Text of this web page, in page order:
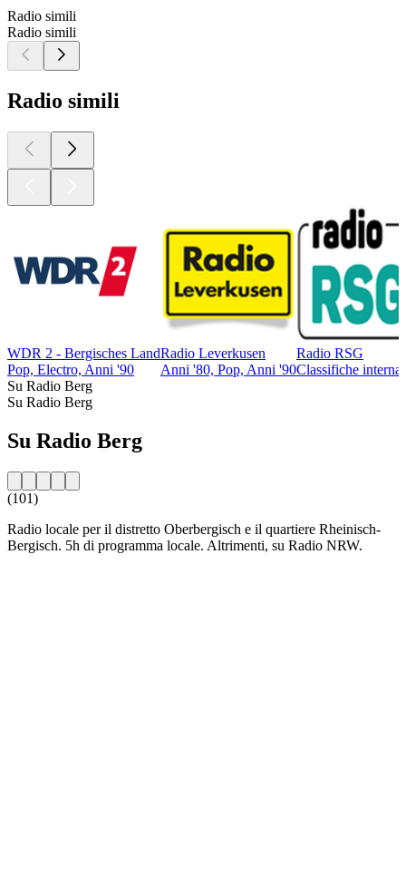
Radio simili
Radio simili
Radio simili
WDR 2 - Bergisches Land
Pop, Electro, Anni '90
Radio Leverkusen
Anni '80, Pop, Anni '90
Radio RSG
Classifiche
Su Radio Berg
Su Radio Berg
Su Radio Berg
(101)
Radio locale per il distretto Oberbergisch e il quartiere Rheinisch-
Bergisch. 5h di programma locale. Altrimenti, su Radio NRW.